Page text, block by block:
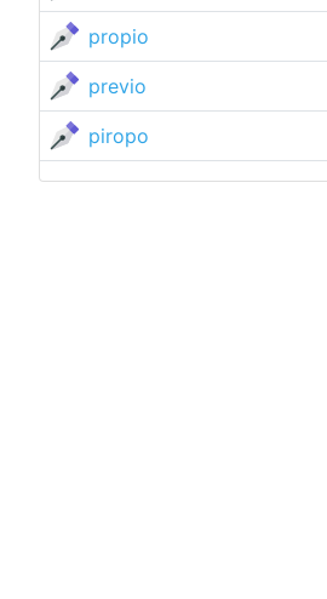
propio
previo
piropo